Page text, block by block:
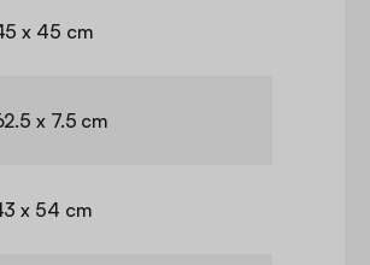
x 45 cm
x 7.5 cm
x 54 cm